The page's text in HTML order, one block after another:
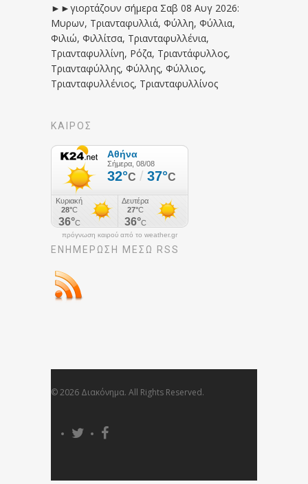
►►γιορτάζουν σήμερα Σαβ 08 Αυγ 2026:
Μυρων, Τριανταφυλλιά, Φύλλη, Φύλλια,
Φιλιώ, Φιλλίτσα, Τριανταφυλλένια,
Τριανταφυλλίνη, Ρόζα, Τριαντάφυλλος,
Τριανταφύλλης, Φύλλης, Φύλλιος,
Τριανταφυλλένιος, Τριανταφυλλίνος
ΚΑΙΡΟΣ
πρόγνωση καιρού από το weather.gr
ΕΝΗΜΈΡΩΣΉ ΜΕΣΩ RSS
© 2026 Διακόνημα. All Rights Reserved.